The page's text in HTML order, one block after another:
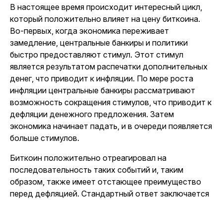
В настоящее время происходит интересный цикл,
который положительно влияет на цену биткоина.
Во-первых, когда экономика переживает
замедление, центральные банкиры и политики
быстро предоставляют стимул. Этот стимул
является результатом распечатки дополнительных
денег, что приводит к инфляции. По мере роста
инфляции центральные банкиры рассматривают
возможность сокращения стимулов, что приводит к
дефляции денежного предложения. Затем
экономика начинает падать, и в очереди появляется
больше стимулов.
Биткоин положительно отреагировал на
последовательность таких событий и, таким
образом, также имеет отстающее преимущество
перед дефляцией. Стандартный ответ заключается